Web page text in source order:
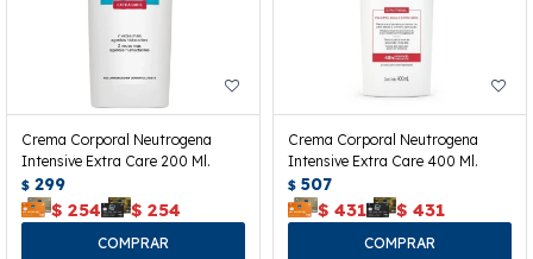
Crema Corporal Neutrogena
Intensive Extra Care 200 Ml.
$ 299
$ 254 $ 254
Crema Corporal Neutrogena
Intensive Extra Care 400 Ml.
$ 507
$ 431 $ 431